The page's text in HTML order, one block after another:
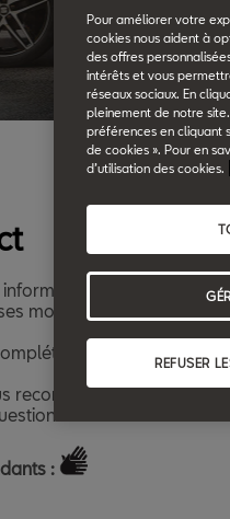
Pour améliorer votre
cookies nous aident à
des offres
intérêts et vous
réseaux sociaux. En
pleinement de notre
préférences en cliquant
de cookies ». Pour en
d’utilisation des cookies.
REFUSER